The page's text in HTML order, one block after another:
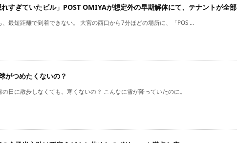
すぎていたビル」POST OMIYAが想定外の早期解体にて、テナントが全
、最短距離で到着できない。 大宮の西口から7分ほどの場所に、「POS ...
がつめたくないの？
の日に散歩しなくても。寒くないの？ こんなに雪が降っていたのに。